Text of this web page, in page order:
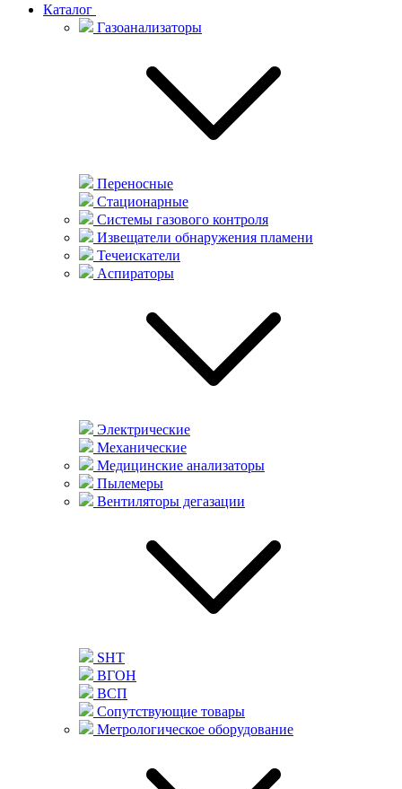
Каталог
Газоанализаторы
Переносные
Стационарные
Системы газового контроля
Извещатели обнаружения пламени
Течеискатели
Аспираторы
Электрические
Механические
Медицинские анализаторы
Пылемеры
Вентиляторы дегазации
SHT
ВГОН
ВСП
Сопутствующие товары
Метрологическое оборудование